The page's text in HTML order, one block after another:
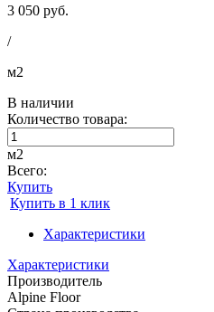
3 050 руб.
/
м2
В наличии
Количество товара:
м2
Всего:
Купить
Купить в 1 клик
Характеристики
Характеристики
Производитель
Alpine Floor